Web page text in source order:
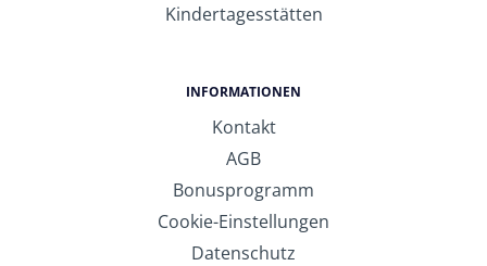
Kindertagesstätten
INFORMATIONEN
Kontakt
AGB
Bonusprogramm
Cookie-Einstellungen
Datenschutz